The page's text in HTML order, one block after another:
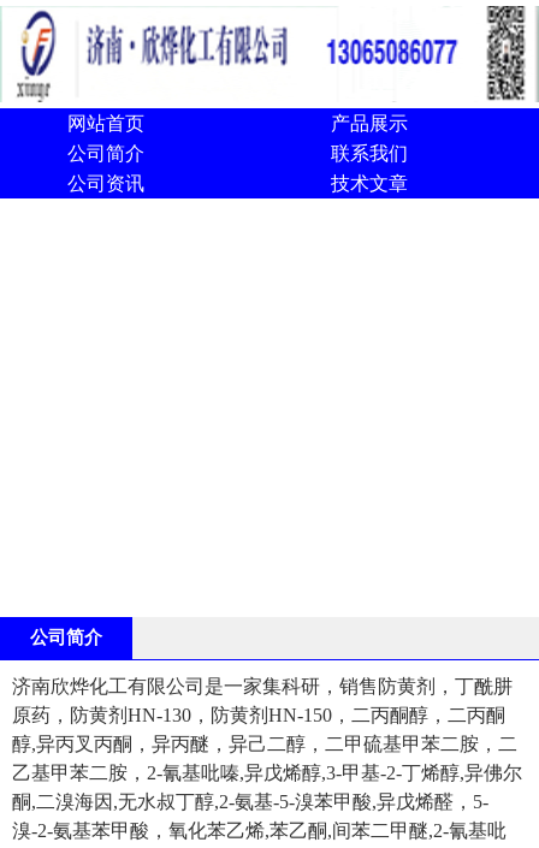
网站首页
产品展示
公司简介
联系我们
公司资讯
技术文章
公司简介
济南欣烨化工有限公司是一家集科研，销售防黄剂，丁酰肼
原药，防黄剂HN-130，防黄剂HN-150，二丙酮醇，二丙酮
醇,异丙叉丙酮，异丙醚，异己二醇，二甲硫基甲苯二胺，二
乙基甲苯二胺，2-氰基吡嗪,异戊烯醇,3-甲基-2-丁烯醇,异佛尔
酮,二溴海因,无水叔丁醇,2-氨基-5-溴苯甲酸,异戊烯醛，5-
溴-2-氨基苯甲酸，氧化苯乙烯,苯乙酮,间苯二甲醚,2-氰基吡